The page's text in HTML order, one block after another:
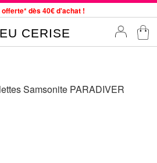
dès 40€ d'achat !
le jour même, du lundi au vendredi
sur le site du 29/07 au 27/08
CERISE
Samsonite PARADIVER